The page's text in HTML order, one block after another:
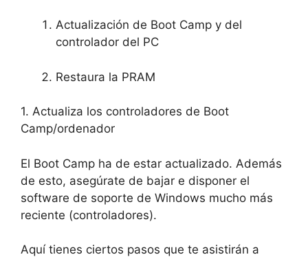
Actualización de Boot Camp y del
controlador del PC
Restaura la PRAM
1. Actualiza los controladores de Boot
Camp/ordenador
El Boot Camp ha de estar actualizado. Además
de esto, asegúrate de bajar e disponer el
software de soporte de Windows mucho más
reciente (controladores).
Aquí tienes ciertos pasos que te asistirán a